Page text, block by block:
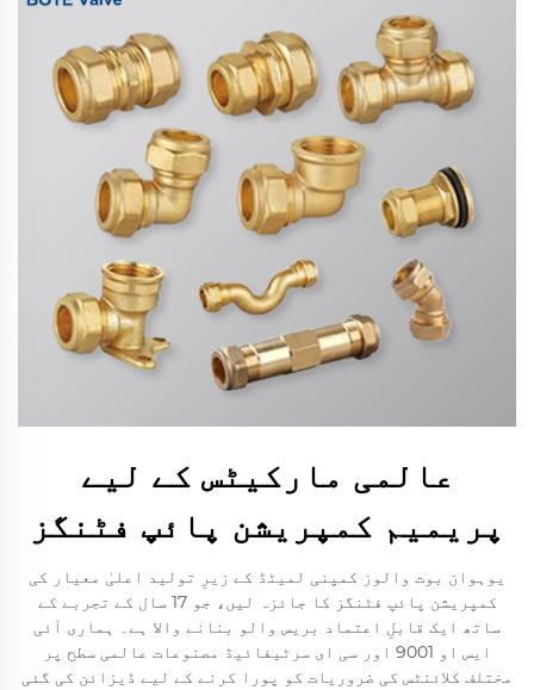
عالمی مارکیٹس کے لیے
پریمیم کمپریشن پائپ فٹنگز
یوہوان بوت والوز کمپنی لمیٹڈ کے زیرِ تولید اعلیٰ معیار کی
کمپریشن پائپ فٹنگز کا جائزہ لیں، جو 17 سال کے تجربے کے
ساتھ ایک قابلِ اعتماد بریس والو بنانے والا ہے۔ ہماری آئی
ایس او 9001 اور سی ای سرٹیفائیڈ مصنوعات عالمی سطح پر
مختلف کلائنٹس کی ضروریات کو پورا کرنے کے لیے ڈیزائن کی گئی